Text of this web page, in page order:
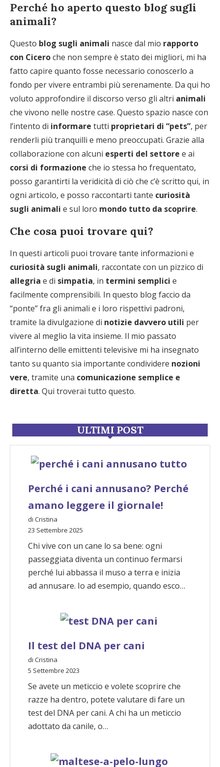
Perché ho aperto questo blog sugli
animali?
Questo blog sugli animali nasce dal mio rapporto
con Ciceroche non sempre è stato dei migliori, mi ha
fatto capire quanto fosse necessario conoscerlo a
fondo per vivere entrambi più serenamente. Da qui ho
voluto approfondire il discorso verso gli altri animali
che vivono nelle nostre case. Questo spazio nasce con
l’intento di informare tutti proprietari di “pets”, per
renderli più tranquilli e meno preoccupati. Grazie alla
collaborazione con alcuni esperti del settore e ai
corsi di formazione che io stessa ho frequentato,
posso garantirti la veridicità di ciò che c’è scritto qui, in
ogni articolo, e posso raccontarti tante curiosità
sugli animali e sul loro mondo tutto da scoprire.
Che cosa puoi trovare qui?
In questi articoli puoi trovare tante informazioni e
curiosità sugli animali, raccontate con un pizzico di
allegria e di simpatia, in termini semplici e
facilmente comprensibili. In questo blog faccio da
“ponte” fra gli animali e i loro rispettivi padroni,
tramite la divulgazione di notizie davvero utili per
vivere al meglio la vita insieme. Il mio passato
all’interno delle emittenti televisive mi ha insegnato
tanto su quanto sia importante condividere nozioni
vere, tramite una comunicazione semplice e
diretta. Qui troverai tutto questo.
ULTIMI POST
Perché i cani annusano? Perché
amano leggere il giornale!
di Cristina
23 Settembre 2025
Chi vive con un cane lo sa bene: ogni
passeggiata diventa un continuo fermarsi
perché lui abbassa il muso a terra e inizia
ad annusare. Io ad esempio, quando esco…
Il test del DNA per cani
di Cristina
5 Settembre 2023
Se avete un meticcio e volete scoprire che
razze ha dentro, potete valutare di fare un
test del DNA per cani. A chi ha un meticcio
adottato da canile, o…